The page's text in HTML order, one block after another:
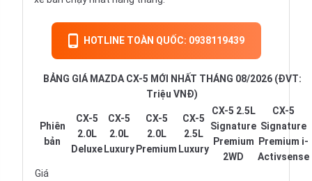
HOTLINE TOÀN QUỐC: 0938119439
BẢNG GIÁ MAZDA CX-5 MỚI NHẤT THÁNG 08/2026 (ĐVT:
Triệu VNĐ)
Phiên
bản
CX-5
2.0L
Deluxe
CX-5
2.0L
Luxury
CX-5
2.0L
Premium
CX-5
2.5L
Luxury
CX-5 2.5L
Signature
Premium
2WD
CX-5
Signature
Premium i-
Activsense
Giá